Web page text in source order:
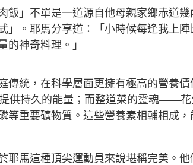
飯」不單是一道源自他母親家鄉赤道
」。耶馬分享道：「小時候每逢我上
的神奇料理。」
傳統，在科學層面更擁有極高的營養
供持久的能量；而整道菜的靈魂——
等重要礦物質。這些營養素相輔相成
耶馬這種頂尖運動員來說堪稱完美。